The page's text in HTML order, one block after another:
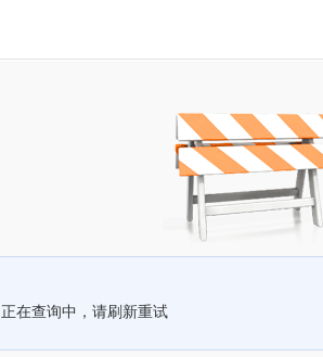
正在查询中，请刷新重试